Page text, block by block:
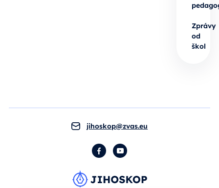
Zprávy
od
škol
jihoskop@zvas.eu
FacebookYouTube